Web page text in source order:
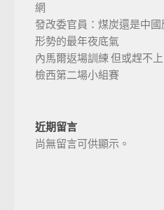
網
發改委官員：煤炭還是中
形勢的最年夜底氣
內馬爾返場訓練 但或趕不
檢西第二場小組賽
近期留言
尚無留言可供顯示。